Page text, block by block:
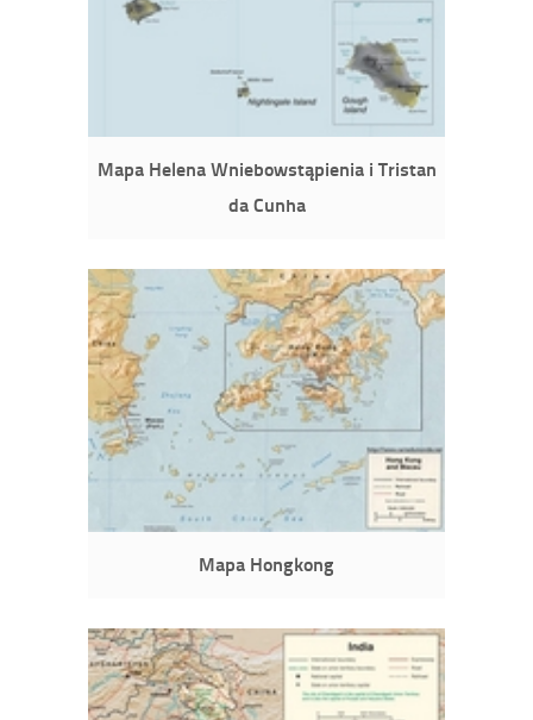
Mapa Helena Wniebowstąpienia i Tristan
da Cunha
Mapa Hongkong